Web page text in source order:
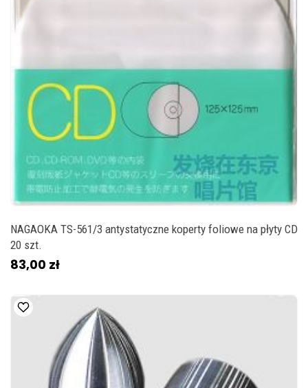
NAGAOKA TS-561/3 antystatyczne koperty foliowe na płyty CD
20 szt.
83,00 zł